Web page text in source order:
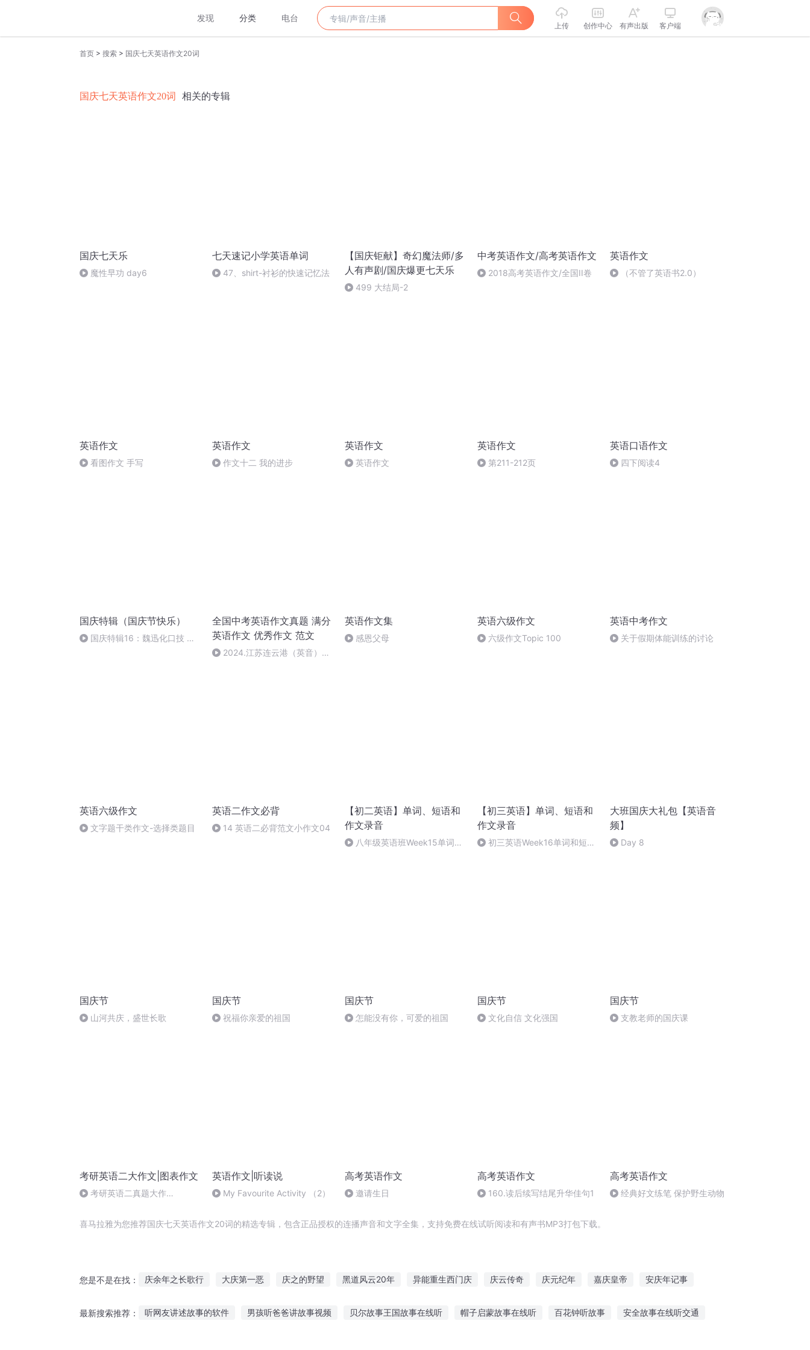
发现 分类 电台
上传 创作中心 有声出版 客户端
首页 > 搜索 > 国庆七天英语作文20词
国庆七天英语作文20词 相关的专辑
国庆七天乐
魔性早功 day6
七天速记小学英语单词
47、shirt-衬衫的快速记忆法
【国庆钜献】奇幻魔法师/多
人有声剧/国庆爆更七天乐
499 大结局-2
中考英语作文/高考英语作文
2018高考英语作文/全国II卷
英语作文
（不管了英语书2.0）
英语作文
看图作文 手写
英语作文
作文十二 我的进步
英语作文
英语作文
英语作文
第211-212页
英语口语作文
四下阅读4
国庆特辑（国庆节快乐）
国庆特辑16：魏迅化口技 二
全国中考英语作文真题 满分
英语作文 优秀作文 范文
2024.江苏连云港（英音）
英语作文集
感恩父母
英语六级作文
六级作文Topic 100
英语中考作文
关于假期体能训练的讨论
英语六级作文
文字题干类作文-选择类题目
英语二作文必背
14 英语二必背范文小作文04
【初二英语】单词、短语和
作文录音
八年级英语班Week15单词和
【初三英语】单词、短语和
作文录音
初三英语Week16单词和短语
大班国庆大礼包【英语音
频】
Day 8
国庆节
山河共庆，盛世长歌
国庆节
祝福你亲爱的祖国
国庆节
怎能没有你，可爱的祖国
国庆节
文化自信 文化强国
国庆节
支教老师的国庆课
考研英语二大作文|图表作文
考研英语二真题大作
村居民的人数变化
英语作文|听读说
My Favourite Activity （2）
高考英语作文
邀请生日
高考英语作文
160.读后续写结尾升华佳句1
高考英语作文
经典好文练笔 保护野生动物
喜马拉雅为您推荐国庆七天英语作文20词的精选专辑，包含正品授权的连播声音和文字全集，支持免费在线试听阅读和有声书MP3打包下载。
您是不是在找： 庆余年之长歌行 大庆第一恶 庆之的野望 黑道风云20年 异能重生西门庆 庆云传奇 庆元纪年 嘉庆皇帝 安庆年记事
最新搜索推荐： 听网友讲述故事的软件 男孩听爸爸讲故事视频 贝尔故事王国故事在线听 帽子启蒙故事在线听 百花钟听故事 安全故事在线听交通